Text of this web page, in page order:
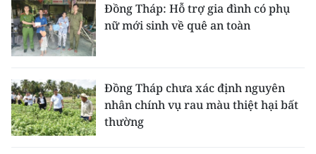
한국어
Đồng Tháp: Hỗ trợ gia đình có phụ
nữ mới sinh về quê an toàn
Đồng Tháp chưa xác định nguyên
nhân chính vụ rau màu thiệt hại bất
thường